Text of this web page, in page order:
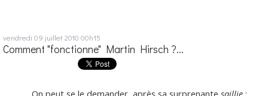
vendredi 09 juillet 2010 00h15
Comment "fonctionne" Martin Hirsch ?...